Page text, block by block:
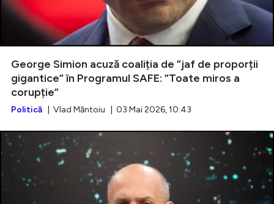
George Simion acuză coaliția de ”jaf de proporții
gigantice” în Programul SAFE: ”Toate miros a
corupție”
Politică | Vlad Măntoiu | 03 Mai 2026, 10:43